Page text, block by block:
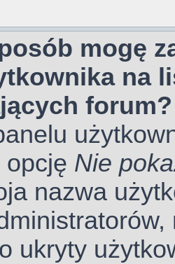
mogę
na
forum?
opcję Nie
nazwa
ukryty